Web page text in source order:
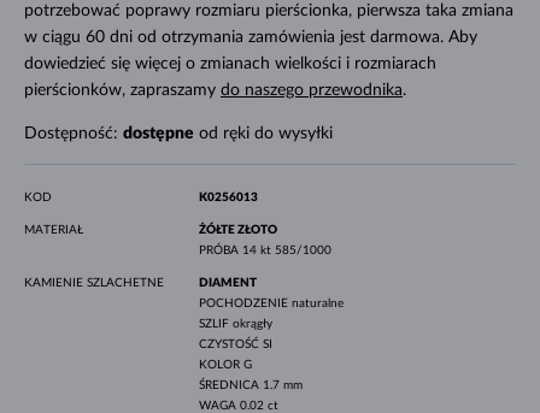
potrzebować poprawy rozmiaru pierścionka, pierwsza taka zmiana
w ciągu 60 dni od otrzymania zamówienia jest darmowa. Aby
dowiedzieć się więcej o zmianach wielkości i rozmiarach
pierścionków, zapraszamy do naszego przewodnika.
Dostępność: dostępne od ręki do wysyłki
KOD K0256013
MATERIAŁ
ŻÓŁTE ZŁOTO
PRÓBA 14 kt 585/1000
KAMIENIE SZLACHETNE
DIAMENT
POCHODZENIE naturalne
SZLIF okrągły
CZYSTOŚĆ SI
KOLOR G
ŚREDNICA 1.7 mm
WAGA 0.02 ct